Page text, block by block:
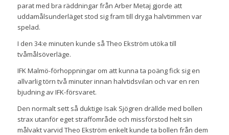
parat med bra räddningar från Arber Metaj gjorde att
uddamålsunderläget stod sig fram till dryga halvtimmen var
spelad.
I den 34:e minuten kunde så Theo Ekström utöka till
tvåmålsöverläge.
IFK Malmö-förhoppningar om att kunna ta poäng fick sig en
allvarlig törn två minuter innan halvtidsvilan och var en ren
bjudning av IFK-försvaret.
Den normalt sett så duktige Isak Sjögren drällde med bollen
strax utanför eget straffområde och missförstod helt sin
målvakt varvid Theo Ekström enkelt kunde ta bollen från dem